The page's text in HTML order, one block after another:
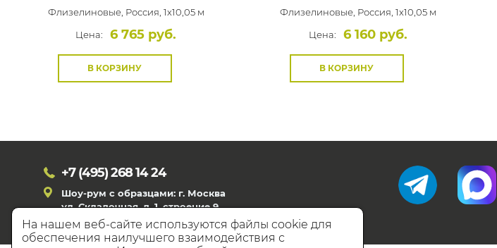
Флизелиновые, Россия, 1x10,05 м
Цена:
6 765 руб.
В КОРЗИНУ
Флизелиновые, Россия, 1x10,05 м
Цена:
6 160 руб.
В КОРЗИНУ
+7 (495)268 14 24
Шоу-рум с образцами: г. Москва
ул. Складочная, д. 1, строение 9
На нашем веб-сайте используются файлы cookie для
обеспечения наилучшего взаимодействия с